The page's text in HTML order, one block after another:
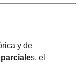
y de
s, el